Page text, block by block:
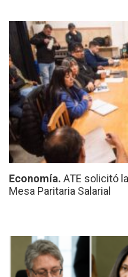
Economía. ATE solicitó
Mesa Paritaria Salarial